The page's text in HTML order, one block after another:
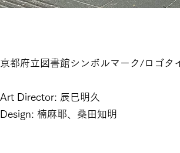
京都府立図書館シンボルマーク/ロゴタ
Art Director: 辰巳明久
Design: 楠麻耶、桑田知明